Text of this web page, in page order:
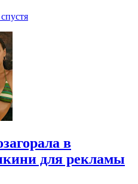
в
для рекламы